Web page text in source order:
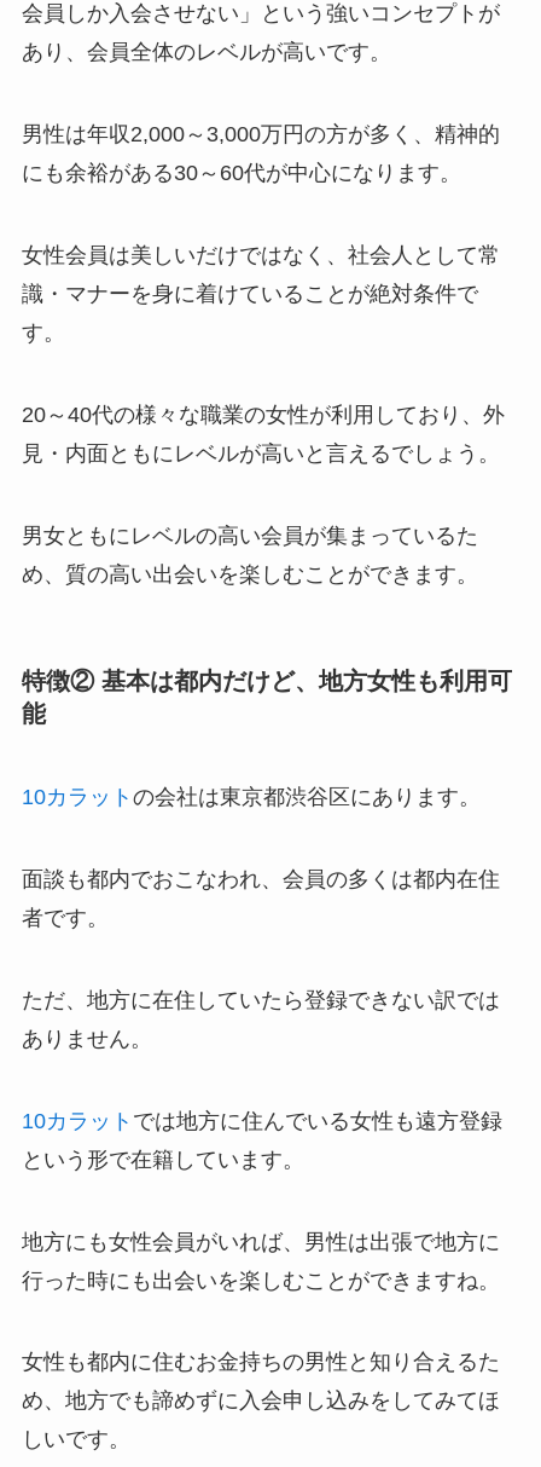
会員しか入会させない」という強いコンセプトが
あり、会員全体のレベルが高いです。
男性は年収2,000～3,000万円の方が多く、精神的
にも余裕がある30～60代が中心になります。
女性会員は美しいだけではなく、社会人として常
識・マナーを身に着けていることが絶対条件で
す。
20～40代の様々な職業の女性が利用しており、外
見・内面ともにレベルが高いと言えるでしょう。
男女ともにレベルの高い会員が集まっているた
め、質の高い出会いを楽しむことができます。
特徴② 基本は都内だけど、地方女性も利用可
能
10カラット の会社は東京都渋谷区にあります。
面談も都内でおこなわれ、会員の多くは都内在住
者です。
ただ、地方に在住していたら登録できない訳では
ありません。
10カラット では地方に住んでいる女性も遠方登録
という形で在籍しています。
地方にも女性会員がいれば、男性は出張で地方に
行った時にも出会いを楽しむことができますね。
女性も都内に住むお金持ちの男性と知り合えるた
め、地方でも諦めずに入会申し込みをしてみてほ
しいです。